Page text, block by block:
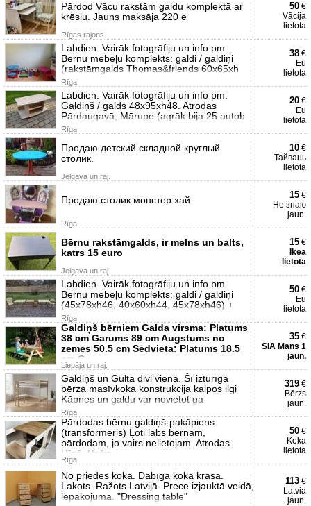
Pārdod Vācu rakstām galdu komplektā ar
krēslu. Jauns maksāja 220 e
Rīgas rajons
50 €
Vācija
lietota
Labdien. Vairāk fotogrāfiju un info pm.
Bērnu mēbeļu komplekts: galdi / galdiņi
(rakstāmgalds Thomas&friends 60x65xh
Rīga
38 €
Eu
lietota
Labdien. Vairāk fotogrāfiju un info pm.
Galdiņš / galds 48x95xh48. Atrodas
Pārdaugavā, Mārupe (agrāk bija 25 autob
Rīga
20 €
Eu
lietota
Продаю детский складной круглый
столик.
Jelgava un raj.
10 €
Тайвань
lietota
Продаю столик монстер хай
Rīga
15 €
Не знаю
jaun.
Bērnu rakstāmgalds, ir melns un balts,
katrs 15 euro
Jelgava un raj.
15 €
Ikea
lietota
Labdien. Vairāk fotogrāfiju un info pm.
Bērnu mēbeļu komplekts: galdi / galdiņi
(45x78xh46, 40x60xh44, 45x78xh46) +
Rīga
50 €
Eu
lietota
Galdiņš bērniem Galda virsma: Platums
38 cm Garums 89 cm Augstums no
zemes 50.5 cm Sēdvieta: Platums 18.5
cm G
Liepāja un raj.
35 €
SIA Mans 1
jaun.
Galdiņš un Gulta divi vienā. Šī izturīgā
bērza masīvkoka konstrukcija kalpos ilgi
Kāpnes un galdu var novietot ga
Rīga
319 €
Bērzs
jaun.
Pārdodas bērnu galdiņš-pakāpiens
(transformeris) Ļoti labs bērnam,
pārdodam, jo vairs nelietojam. Atrodas
Rīgā. Pašiz
Rīga
50 €
Koka
lietota
No priedes koka. Dabīga koka krāsā.
Lakots. Ražots Latvijā. Prece izjauktā veidā,
iepakojumā. "Dressing table"
113 €
Latvia
jaun.